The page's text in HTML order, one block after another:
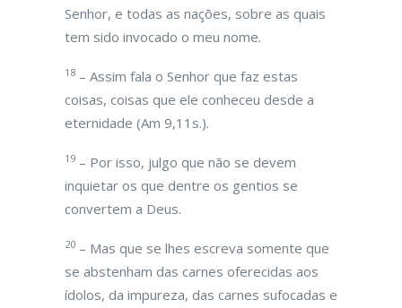
Senhor, e todas as nações, sobre as quais
tem sido invocado o meu nome.
18 – Assim fala o Senhor que faz estas
coisas, coisas que ele conheceu desde a
eternidade (Am 9,11s.).
19 – Por isso, julgo que não se devem
inquietar os que dentre os gentios se
convertem a Deus.
20 – Mas que se lhes escreva somente que
se abstenham das carnes oferecidas aos
ídolos, da impureza, das carnes sufocadas e